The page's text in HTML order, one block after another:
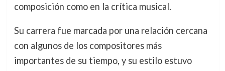
composición como en la crítica musical.
Su carrera fue marcada por una relación cercana
con algunos de los compositores más
importantes de su tiempo, y su estilo estuvo